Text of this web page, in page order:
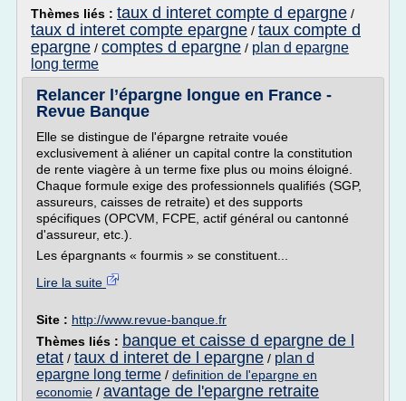
Thèmes liés : taux d interet compte d epargne /
taux d interet compte epargne / taux compte d
epargne / comptes d epargne / plan d epargne
long terme
Relancer l’épargne longue en France -
Revue Banque
Elle se distingue de l'épargne retraite vouée
exclusivement à aliéner un capital contre la constitution
de rente viagère à un terme fixe plus ou moins éloigné.
Chaque formule exige des professionnels qualifiés (SGP,
assureurs, caisses de retraite) et des supports
spécifiques (OPCVM, FCPE, actif général ou cantonné
d'assureur, etc.).
Les épargnants « fourmis » se constituent...
Lire la suite
Site : http://www.revue-banque.fr
Thèmes liés : banque et caisse d epargne de l
etat / taux d interet de l epargne / plan d
epargne long terme / definition de l'epargne en
economie / avantage de l'epargne retraite